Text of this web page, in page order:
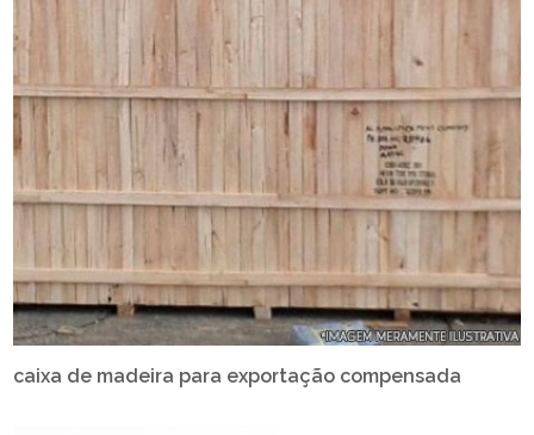
caixa de madeira para exportação compensada